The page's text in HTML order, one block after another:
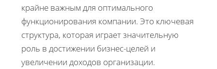
крайне важным для оптимального
функционирования компании. Это ключевая
структура, которая играет значительную
роль в достижении бизнес-целей и
увеличении доходов организации.